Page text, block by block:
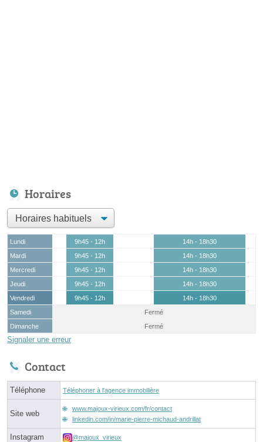
Horaires
Lundi 9h45 - 12h
14h - 18h30
Mardi
9h45 - 12h
14h - 18h30
Mercredi
9h45 - 12h
14h - 18h30
Jeudi
9h45 - 12h
14h - 18h30
Vendredi
9h45 - 12h
14h - 18h30
Samedi
Fermé
Dimanche
Fermé
Signaler une erreur
Contact
Téléphone Téléphoner à l'agence immobilière
Site web
www.majoux-virieux.com/fr/contact
linkedin.com/in/marie-pierre-michaud-andrillat
Instagram @majoux_virieux